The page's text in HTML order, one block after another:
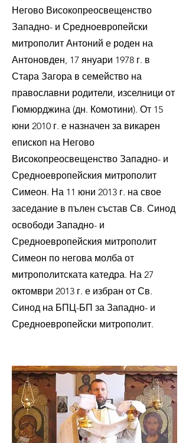
Негово Високопреосвещенство
Западно- и Средноевропейски
митрополит Антоний е роден на
Антоновден, 17 януари 1978 г. в
Стара Загора в семейство на
православни родители, изселници от
Гюмюрджина (дн. Комотини). От 15
юни 2010 г. е назначен за викарен
епископ на Негово
Високопреосвещенство Западно- и
Средноевропейския митрополит
Симеон. На 11 юни 2013 г. на свое
заседание в пълен състав Св. Синод
освободи Западно- и
Средноевропейския митрополит
Симеон по негова молба от
митрополитската катедра. На 27
октомври 2013 г. е избран от Св.
Синод на БПЦ-БП за Западно- и
Средноевропейски митрополит.